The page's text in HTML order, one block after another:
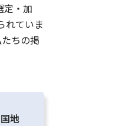
定・加
れていま
ちの掲
地